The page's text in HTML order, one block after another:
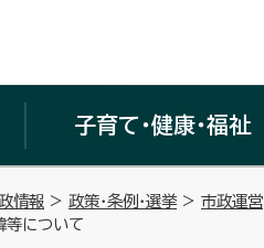
子育て・健康・福祉
情報 > 政策・条例・選挙 > 市政運営
等について